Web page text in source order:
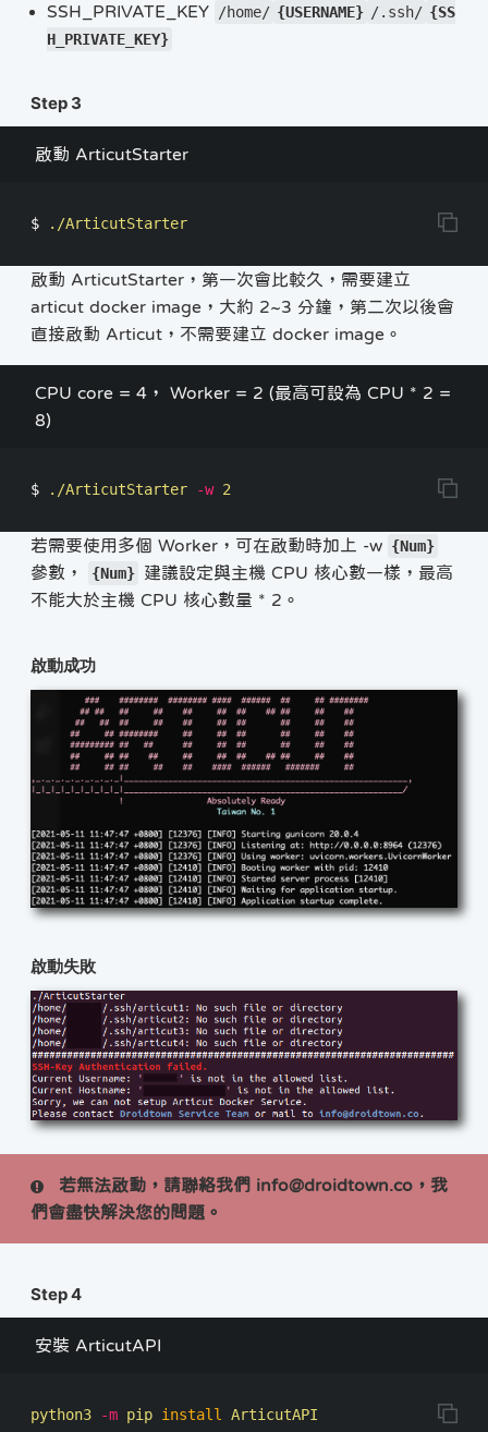
SSH_PRIVATE_KEY
/home/ {USERNAME} /.ssh/ {SS
H_PRIVATE_KEY}
Step 3
啟動 ArticutStarter
$
啟動 ArticutStarter，第一次會比較久，需要建立
articut docker image，大約 2~3 分鐘，第二次以後會
直接啟動 Articut，不需要建立 docker image。
CPU core = 4， Worker = 2 (最高可設為 CPU * 2 =
8)
$ ./ArticutStarter -w
若需要使用多個 Worker，可在啟動時加上 -w {Num}
參數，
{Num} 建議設定與主機 CPU 核心數一樣，最高
不能大於主機 CPU 核心數量 * 2。
啟動成功
啟動失敗
若無法啟動，請聯絡我們 info@droidtown.co，我
們會盡快解決您的問題。
Step 4
安裝 ArticutAPI
python3 -m pip install